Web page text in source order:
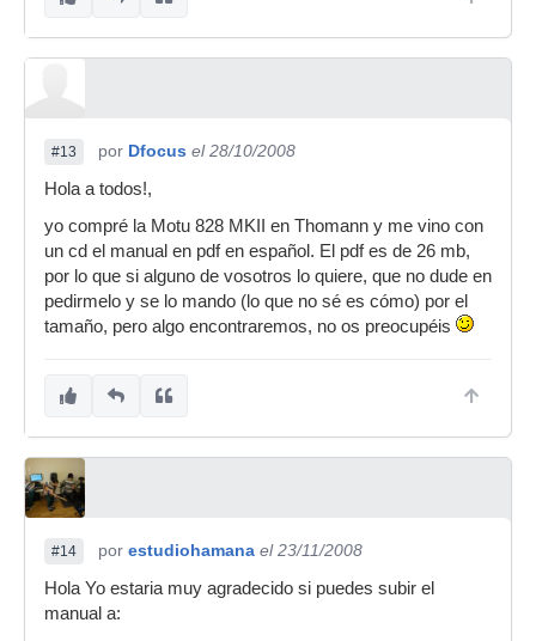
#13 por Dfocus el 28/10/2008
Hola a todos!,
yo compré la Motu 828 MKII en Thomann y me vino con
un cd el manual en pdf en español. El pdf es de 26 mb,
por lo que si alguno de vosotros lo quiere, que no dude en
pedirmelo y se lo mando (lo que no sé es cómo) por el
tamaño, pero algo encontraremos, no os preocupéis
#14 por estudiohamana el 23/11/2008
Hola Yo estaria muy agradecido si puedes subir el
manual a: